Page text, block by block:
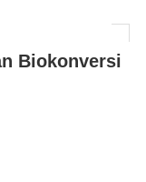
Biokonversi